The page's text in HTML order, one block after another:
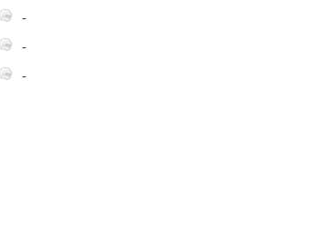
-
-
-